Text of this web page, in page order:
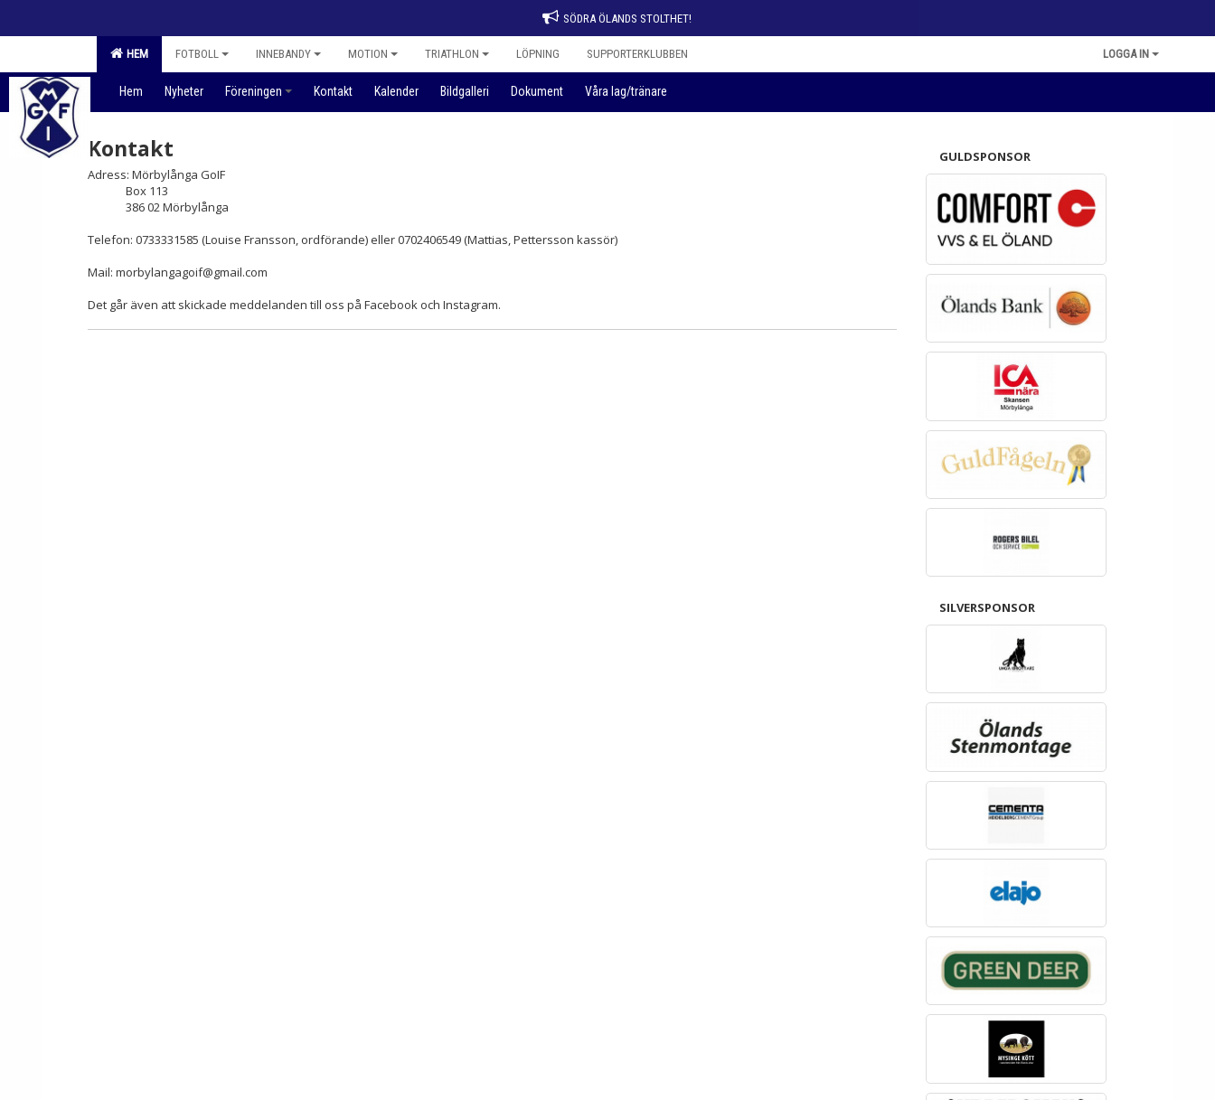
SÖDRA ÖLANDS STOLTHET!
HEM FOTBOLL INNEBANDY MOTION TRIATHLON LÖPNING SUPPORTERKLUBBEN LOGGA IN
Hem Nyheter Föreningen Kontakt Kalender Bildgalleri Dokument Våra lag/tränare
Kontakt
Adress: Mörbylånga GoIF
Box 113
386 02 Mörbylånga
Telefon: 0733331585 (Louise Fransson, ordförande) eller 0702406549 (Mattias, Pettersson kassör)
Mail: morbylangagoif@gmail.com
Det går även att skickade meddelanden till oss på Facebook och Instagram.
GULDSPONSOR
SILVERSPONSOR